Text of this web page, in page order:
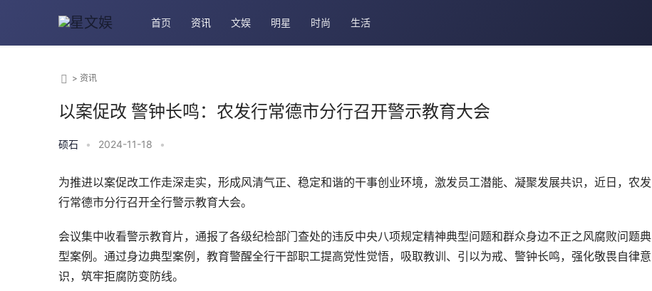
首页 资讯 文娱 明星 时尚 生活
> 资讯
以案促改 警钟长鸣：农发行常德市分行召开警示教育大会
硕石 • 2024-11-18 •
为推进以案促改工作走深走实，形成风清气正、稳定和谐的干事创业环境，激发员工潜能、凝聚发展共识，近日，农发
行常德市分行召开全行警示教育大会。
会议集中收看警示教育片，通报了各级纪检部门查处的违反中央八项规定精神典型问题和群众身边不正之风腐败问题典
型案例。通过身边典型案例，教育警醒全行干部职工提高党性觉悟，吸取教训、引以为戒、警钟长鸣，强化敬畏自律意
识，筑牢拒腐防变防线。